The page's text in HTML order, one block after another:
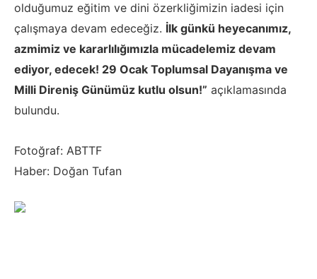
olduğumuz eğitim ve dini özerkliğimizin iadesi için
çalışmaya devam edeceğiz. İlk günkü heyecanımız,
azmimiz ve kararlılığımızla mücadelemiz devam
ediyor, edecek! 29 Ocak Toplumsal Dayanışma ve
Milli Direniş Günümüz kutlu olsun!” açıklamasında
bulundu.
Fotoğraf: ABTTF
Haber: Doğan Tufan